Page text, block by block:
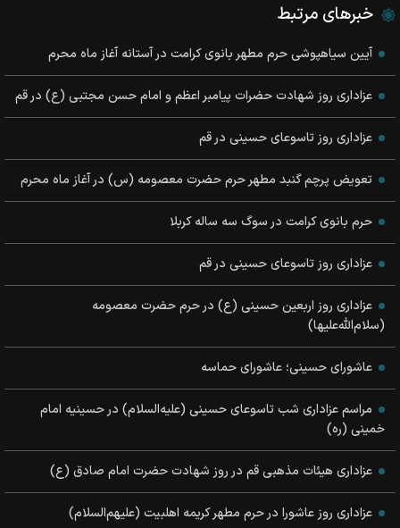
خبرهای مرتبط
آیین سیاهپوشی حرم مطهر بانوی کرامت در آستانه آغاز ماه محرم
عزاداری روز شهادت حضرات پیامبر اعظم و امام حسن مجتبی (ع) در قم
عزاداری روز تاسوعای حسینی در قم
تعویض پرچم گنبد مطهر حرم حضرت معصومه (س) در آغاز ماه محرم
حرم بانوی کرامت در سوگ سه ساله کربلا
عزاداری روز تاسوعای حسینی در قم
عزاداری روز اربعین حسینی (ع) در حرم حضرت معصومه
(سلام‌الله‌علیها)
عاشورای حسينی؛ عاشورای حماسه
مراسم عزاداری شب تاسوعای حسینی (علیه‌السلام) در حسینیه امام
خمینی (ره)
عزاداری هیئات مذهبی قم در روز شهادت حضرت امام صادق (ع)
عزاداری روز عاشورا در حرم مطهر کریمه اهلبیت (علیهم‌السلام)